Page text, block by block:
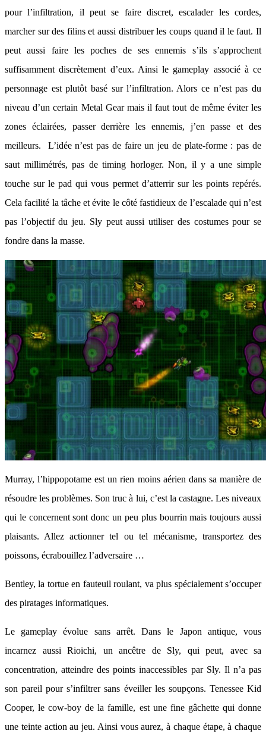
pour l’infiltration, il peut se faire discret, escalader les cordes,
marcher sur des filins et aussi distribuer les coups quand il le faut. Il
peut aussi faire les poches de ses ennemis s’ils s’approchent
suffisamment discrètement d’eux. Ainsi le gameplay associé à ce
personnage est plutôt basé sur l’infiltration. Alors ce n’est pas du
niveau d’un certain Metal Gear mais il faut tout de même éviter les
zones éclairées, passer derrière les ennemis, j’en passe et des
meilleurs. L’idée n’est pas de faire un jeu de plate-forme : pas de
saut millimétrés, pas de timing horloger. Non, il y a une simple
touche sur le pad qui vous permet d’atterrir sur les points repérés.
Cela facilité la tâche et évite le côté fastidieux de l’escalade qui n’est
pas l’objectif du jeu. Sly peut aussi utiliser des costumes pour se
fondre dans la masse.
Murray, l’hippopotame est un rien moins aérien dans sa manière de
résoudre les problèmes. Son truc à lui, c’est la castagne. Les niveaux
qui le concernent sont donc un peu plus bourrin mais toujours aussi
plaisants. Allez actionner tel ou tel mécanisme, transportez des
poissons, écrabouillez l’adversaire …
Bentley, la tortue en fauteuil roulant, va plus spécialement s’occuper
des piratages informatiques.
Le gameplay évolue sans arrêt. Dans le Japon antique, vous
incarnez aussi Rioichi, un ancêtre de Sly, qui peut, avec sa
concentration, atteindre des points inaccessibles par Sly. Il n’a pas
son pareil pour s’infiltrer sans éveiller les soupçons. Tenessee Kid
Cooper, le cow-boy de la famille, est une fine gâchette qui donne
une teinte action au jeu. Ainsi vous aurez, à chaque étape, à chaque